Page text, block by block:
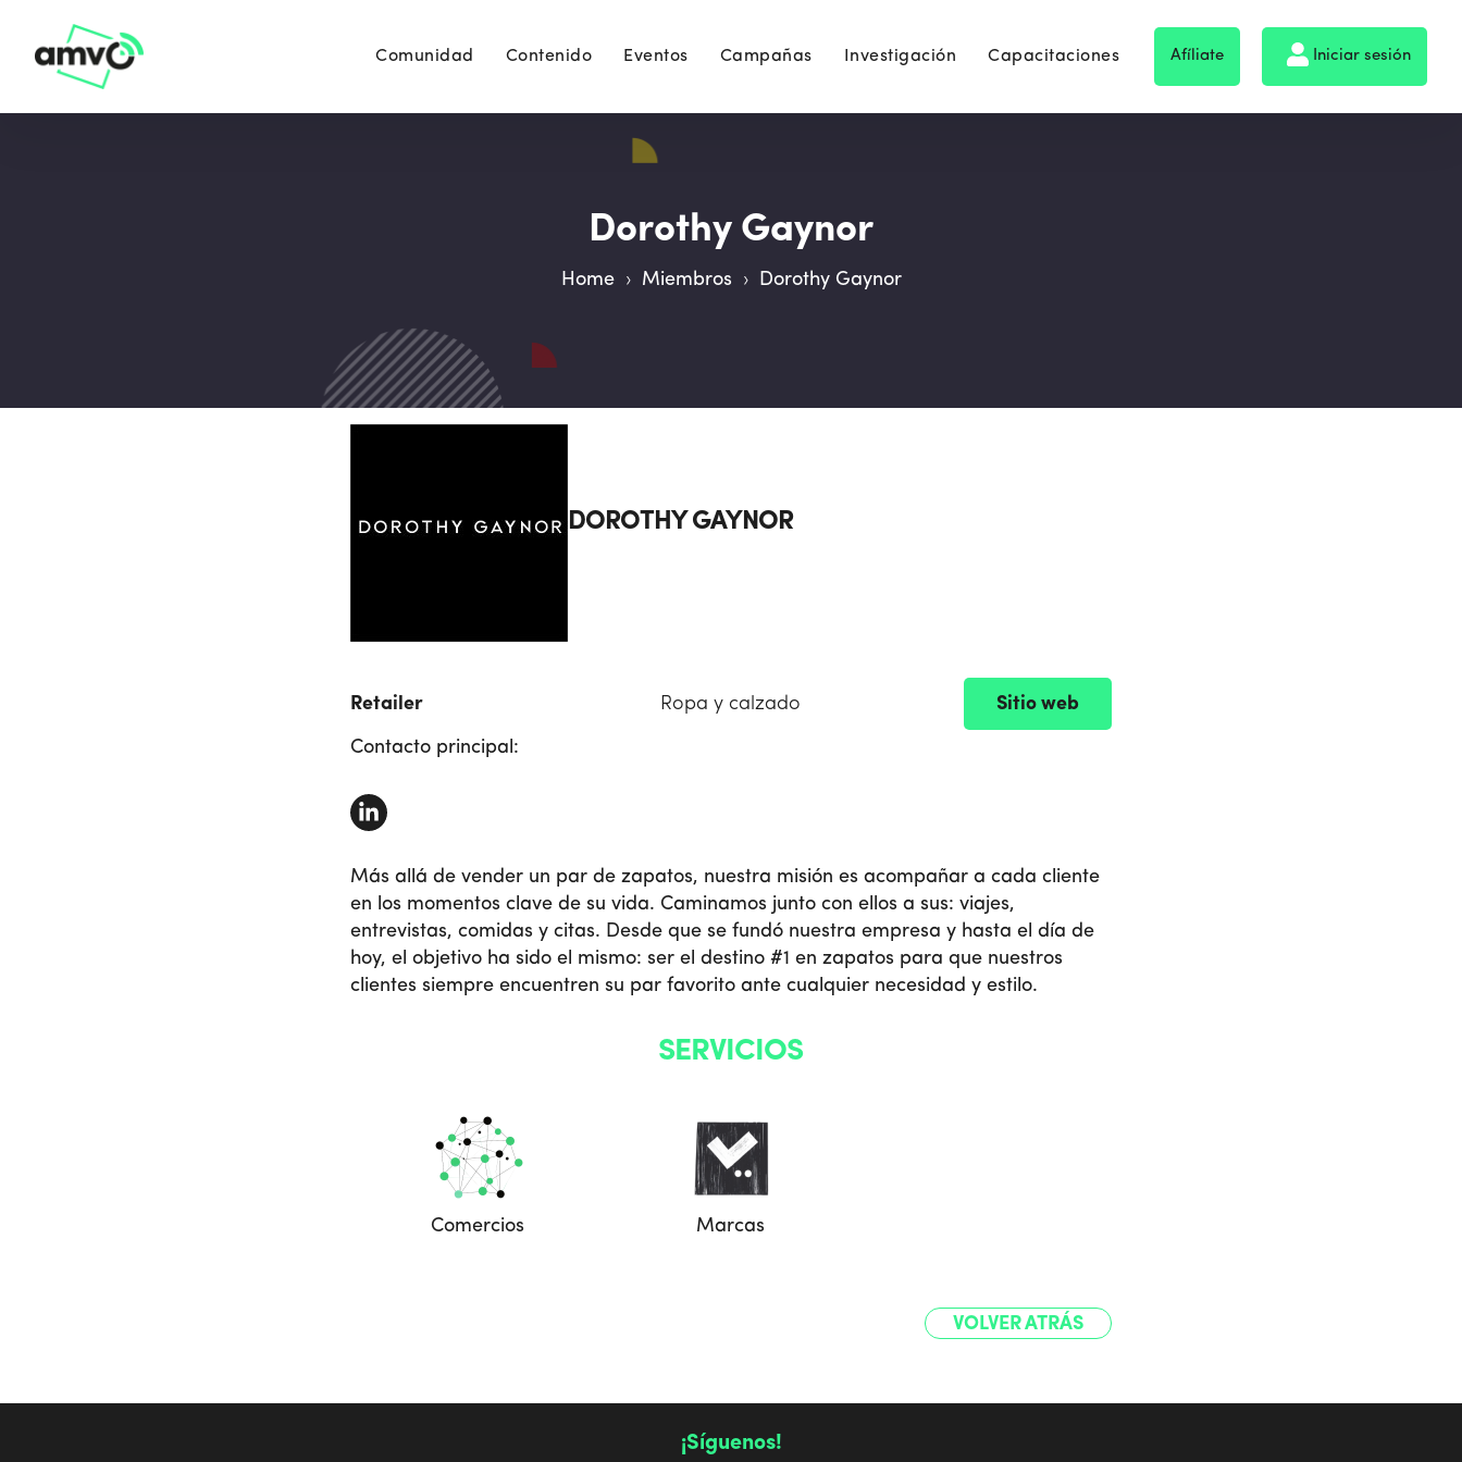
Comunidad Contenido Eventos Campañas Investigación Capacitaciones Afíliate Iniciar sesión
Dorothy Gaynor
Home › Miembros › Dorothy Gaynor
DOROTHY GAYNOR
Retailer Ropa y calzado Sitio web
Contacto principal:
Más allá de vender un par de zapatos, nuestra misión es acompañar a cada cliente
en los momentos clave de su vida. Caminamos junto con ellos a sus: viajes,
entrevistas, comidas y citas. Desde que se fundó nuestra empresa y hasta el día de
hoy, el objetivo ha sido el mismo: ser el destino #1 en zapatos para que nuestros
clientes siempre encuentren su par favorito ante cualquier necesidad y estilo.
SERVICIOS
Comercios Marcas
VOLVER ATRÁS
¡Síguenos!